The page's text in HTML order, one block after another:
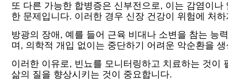
또 다른 가능한 합병증은 신부전으로, 이는 감염이
한 문제입니다. 이러한 경우 신장 건강이 위험에 처
방광의 장애, 예를 들어 근육 비대나 소변을 참는 능
며, 의학적 개입 없이는 중단하기 어려운 악순환을
이러한 이유로, 빈뇨를 모니터링하고 치료하는 것이
삶의 질을 향상시키는 것이 중요합니다.